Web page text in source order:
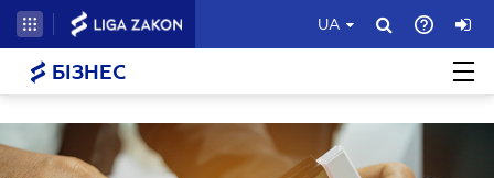
UA
БІЗНЕС